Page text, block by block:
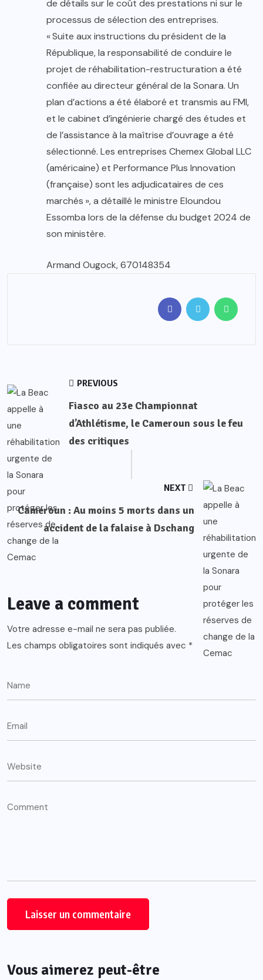
de détails sur le coût des prestations ni sur le
processus de sélection des entreprises.
« Suite aux instructions du président de la
République, la responsabilité de conduire le
projet de réhabilitation-restructuration a été
confiée au directeur général de la Sonara. Un
plan d’actions a été élaboré et transmis au FMI,
et le cabinet d’ingénierie chargé des études et
de l’assistance à la maîtrise d’ouvrage a été
sélectionné. Les entreprises Chemex Global LLC
(américaine) et Performance Plus Innovation
(française) sont les adjudicataires de ces
marchés », a détaillé le ministre Eloundou
Essomba lors de la défense du budget 2024 de
son ministère.
Armand Ougock, 670148354
PREVIOUS
Fiasco au 23e Championnat
d’Athlétisme, le Cameroun sous le feu
des critiques
NEXT
Cameroun : Au moins 5 morts dans un
accident de la falaise à Dschang
Leave a comment
Votre adresse e-mail ne sera pas publiée.
Les champs obligatoires sont indiqués avec *
Vous aimerez peut-être